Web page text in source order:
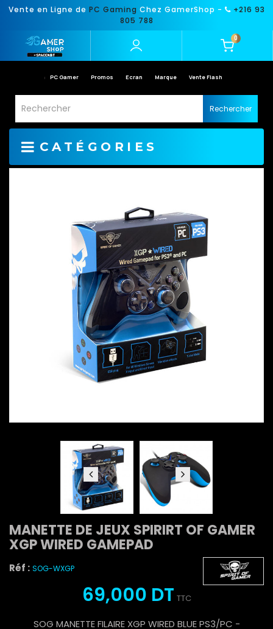
Vente en Ligne de PC Gaming Chez GamerShop -
+216 93
805 788
0
PC Gamer Promos Ecran Marque Vente Flash
Rechercher
CATÉGORIES
MANETTE DE JEUX SPIRIRT OF GAMER
XGP WIRED GAMEPAD
Réf : SOG-WXGP
69,000 DT TTC
SOG MANETTE FILAIRE XGP WIRED BLUE PS3/PC -